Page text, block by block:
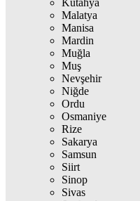
Kütahya
Malatya
Manisa
Mardin
Muğla
Muş
Nevşehir
Niğde
Ordu
Osmaniye
Rize
Sakarya
Samsun
Siirt
Sinop
Sivas